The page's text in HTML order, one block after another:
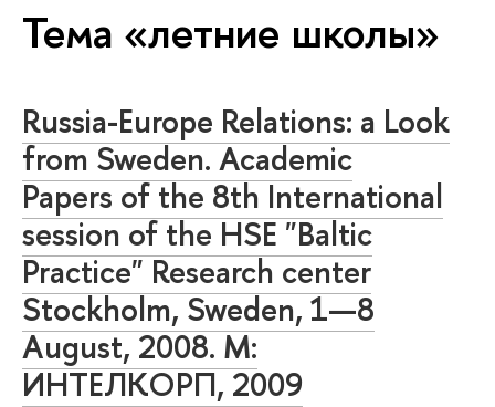
Тема «летние школы»
Russia-Europe Relations: a Look
from Sweden. Academic
Papers of the 8th International
session of the HSE "Baltic
Practice" Research center
Stockholm, Sweden, 1—8
August, 2008. М:
ИНТЕЛКОРП, 2009